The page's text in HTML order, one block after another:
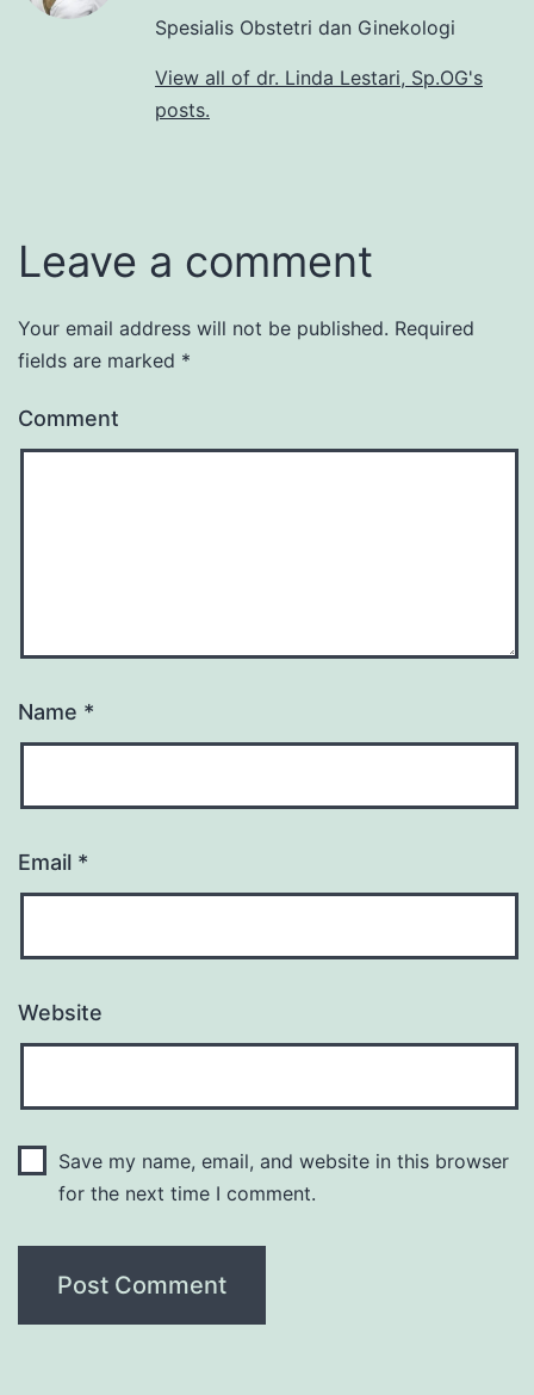
Spesialis Obstetri dan Ginekologi
View all of dr. Linda Lestari, Sp.OG's
posts.
Leave a comment
Your email address will not be published. Required
fields are marked *
Comment
Name *
Email *
Website
Save my name, email, and website in this browser
for the next time I comment.